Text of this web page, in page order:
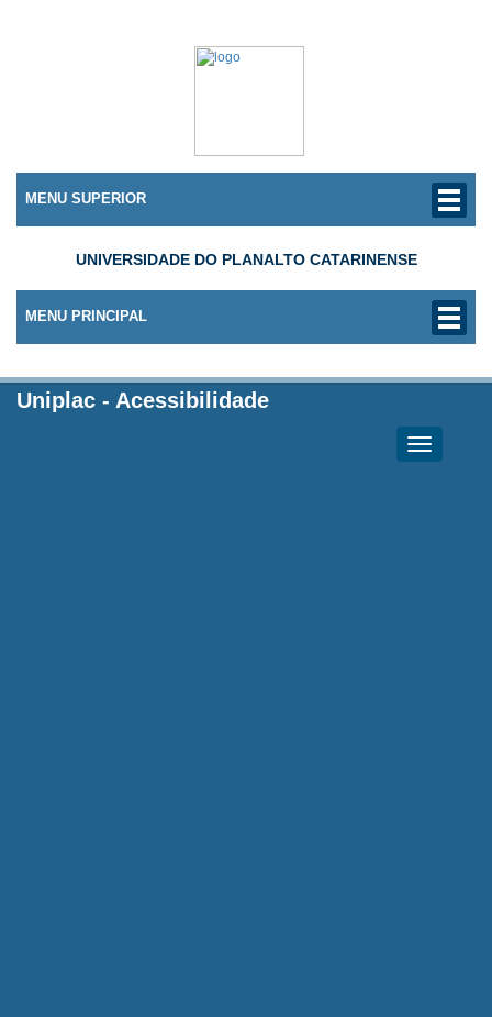
MENU SUPERIOR
UNIVERSIDADE DO PLANALTO CATARINENSE
MENU PRINCIPAL
Uniplac - Acessibilidade
Toggle
navigation